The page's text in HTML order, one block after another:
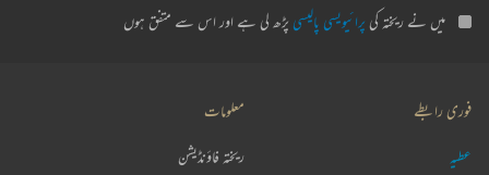
میں نے ریختہ کی پرائیویسی پالیسی پڑھ لی ہے اور اس سے متفق ہوں
فوری رابطے
عطیہ
معلومات
ریختہ فاؤنڈیشن